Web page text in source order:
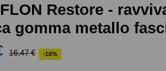
Restore -
gomma metallo
16,47 € -10%